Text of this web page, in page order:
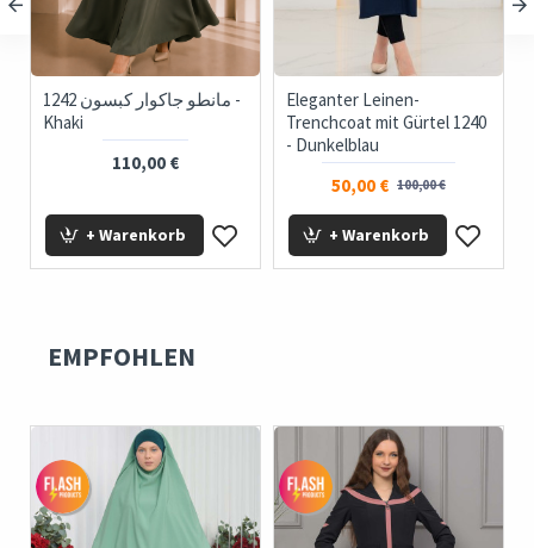
1242 مانطو جاكوار كبسون -
Khaki
110,00 €
+ Warenkorb
Eleganter Leinen-
Trenchcoat mit Gürtel 1240
- Dunkelblau
50,00 € 100,00 €
+ Warenkorb
EMPFOHLEN